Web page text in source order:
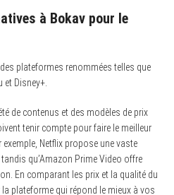
à Bokav pour le
plateformes renommées telles que
et Disney+.
de contenus et des modèles de prix
tenir compte pour faire le meilleur
Netflix propose une vaste
qu’Amazon Prime Video offre
En comparant les prix et la qualité du
plateforme qui répond le mieux à vos